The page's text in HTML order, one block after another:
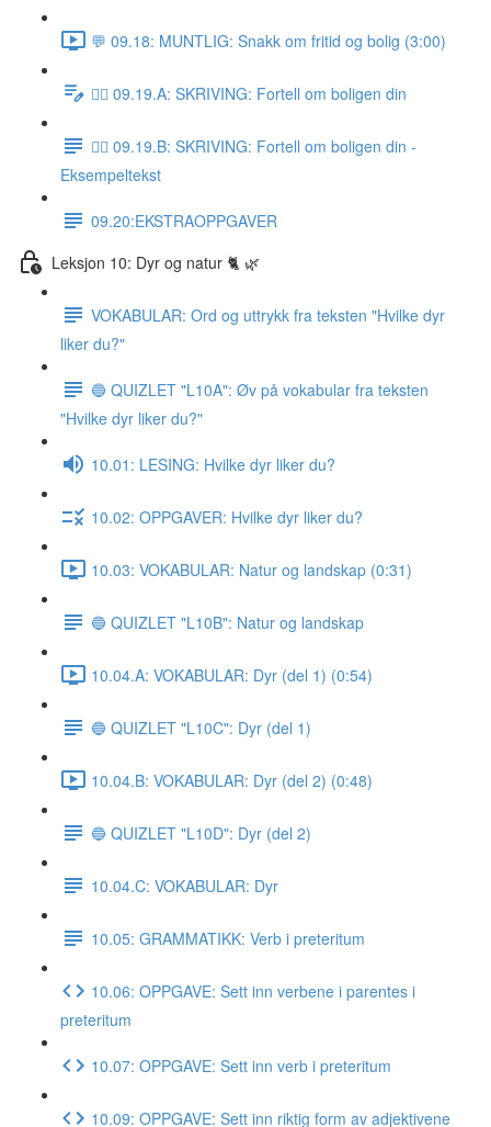
💬 09.18: MUNTLIG: Snakk om fritid og bolig (3:00)
✍🏼 09.19.A: SKRIVING: Fortell om boligen din
✍🏼 09.19.B: SKRIVING: Fortell om boligen din -
Eksempeltekst
09.20:EKSTRAOPPGAVER
Leksjon 10: Dyr og natur 🐈 🌿
VOKABULAR: Ord og uttrykk fra teksten "Hvilke dyr
liker du?"
🔵 QUIZLET "L10A": Øv på vokabular fra teksten
"Hvilke dyr liker du?"
10.01: LESING: Hvilke dyr liker du?
10.02: OPPGAVER: Hvilke dyr liker du?
10.03: VOKABULAR: Natur og landskap (0:31)
🔵 QUIZLET "L10B": Natur og landskap
10.04.A: VOKABULAR: Dyr (del 1) (0:54)
🔵 QUIZLET "L10C": Dyr (del 1)
10.04.B: VOKABULAR: Dyr (del 2) (0:48)
🔵 QUIZLET "L10D": Dyr (del 2)
10.04.C: VOKABULAR: Dyr
10.05: GRAMMATIKK: Verb i preteritum
10.06: OPPGAVE: Sett inn verbene i parentes i
preteritum
10.07: OPPGAVE: Sett inn verb i preteritum
10.09: OPPGAVE: Sett inn riktig form av adjektivene